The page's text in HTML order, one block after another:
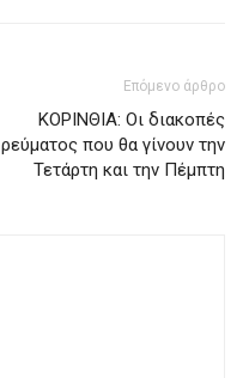
Επόμενο άρθρο
ΚΟΡΙΝΘΙΑ: Οι διακοπές
ρεύματος που θα γίνουν την
Τετάρτη και την Πέμπτη